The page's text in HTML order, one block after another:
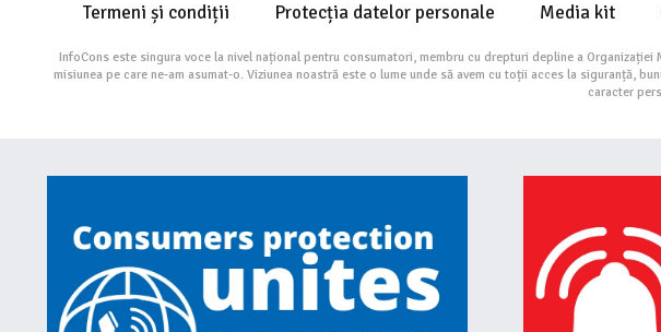
Termeni și condiții Protecția datelor personale Media kit
InfoCons este singura voce la nivel național pentru consumatori, membru cu drepturi depline a
misiunea pe care ne-am asumat-o. Viziunea noastră este o lume unde să avem cu toții acces la siguranță,
caracter